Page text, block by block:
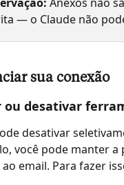
— o Claude não
sua conexão
ou desativar
desativar
você pode manter
ao email. Para fazer